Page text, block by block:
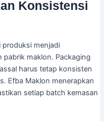
Konsistensi
produksi menjadi
pabrik maklon. Packaging
harus tetap konsisten
Efba Maklon menerapkan
setiap batch kemasan